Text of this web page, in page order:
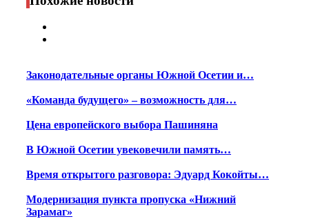
Законодательные органы Южной Осетии и…
«Команда будущего» – возможность для…
Цена европейского выбора Пашиняна
В Южной Осетии увековечили память…
Время открытого разговора: Эдуард Кокойты…
Модернизация пункта пропуска «Нижний
Зарамаг»